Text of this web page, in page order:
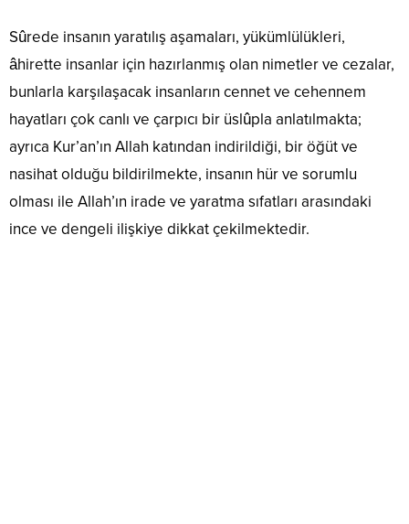
Sûrede insanın yaratılış aşamaları, yükümlülükleri,
âhirette insanlar için hazırlanmış olan nimetler ve cezalar,
bunlarla karşılaşacak insanların cennet ve cehennem
hayatları çok canlı ve çarpıcı bir üslûpla anlatılmakta;
ayrıca Kur’an’ın Allah katından indirildiği, bir öğüt ve
nasihat olduğu bildirilmekte, insanın hür ve sorumlu
olması ile Allah’ın irade ve yaratma sıfatları arasındaki
ince ve dengeli ilişkiye dikkat çekilmektedir.